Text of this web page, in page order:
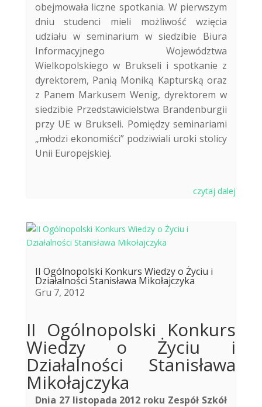
obejmowała liczne spotkania. W pierwszym
dniu studenci mieli możliwość wzięcia
udziału w seminarium w siedzibie Biura
Informacyjnego Województwa
Wielkopolskiego w Brukseli i spotkanie z
dyrektorem, Panią Moniką Kapturską oraz
z Panem Markusem Wenig, dyrektorem w
siedzibie Przedstawicielstwa Brandenburgii
przy UE w Brukseli. Pomiędzy seminariami
„młodzi ekonomiści” podziwiali uroki stolicy
Unii Europejskiej.
czytaj dalej
II Ogólnopolski Konkurs Wiedzy o Życiu i
Działalności Stanisława Mikołajczyka
Gru 7, 2012
II Ogólnopolski Konkurs
Wiedzy o Życiu i
Działalności Stanisława
Mikołajczyka
Dnia 27 listopada 2012 roku Zespół Szkół